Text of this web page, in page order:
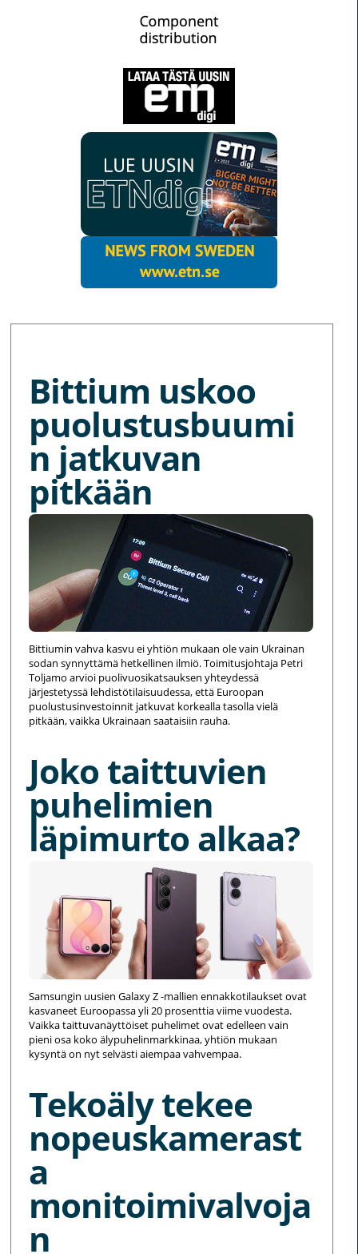
Bittium uskoo
puolustusbuumi
n jatkuvan
pitkään
Bittiumin vahva kasvu ei yhtiön mukaan ole vain Ukrainan
sodan synnyttämä hetkellinen ilmiö. Toimitusjohtaja Petri
Toljamo arvioi puolivuosikatsauksen yhteydessä
järjestetyssä lehdistötilaisuudessa, että Euroopan
puolustusinvestoinnit jatkuvat korkealla tasolla vielä
pitkään, vaikka Ukrainaan saataisiin rauha.
Joko taittuvien
puhelimien
läpimurto alkaa?
Samsungin uusien Galaxy Z -mallien ennakkotilaukset ovat
kasvaneet Euroopassa yli 20 prosenttia viime vuodesta.
Vaikka taittuvanäyttöiset puhelimet ovat edelleen vain
pieni osa koko älypuhelinmarkkinaa, yhtiön mukaan
kysyntä on nyt selvästi aiempaa vahvempaa.
Tekoäly tekee
nopeuskamerast
a
monitoimivalvoja
n